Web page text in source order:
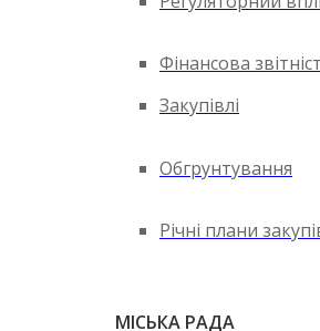
Фінансова
Закупівлі
Обгрунтування
Річні плани
МІСЬКА РАДА